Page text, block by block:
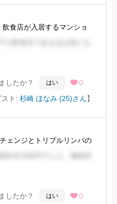
食店が入居するマンショ
潔でした。
お尻も小さめ、全体的にミ
しい柔らかさも感じら
したか？ はい  0
スト: 杉崎 ほなみ (25)さん】
ェンジとトリプルリンパの
でした。
真とほぼ変わりありませ
したか？ はい  0